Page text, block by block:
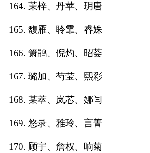
164. 茉梓、丹苹、玥唐
165. 馥雁、聆霏、睿姝
166. 箫鹃、倪灼、昭荟
167. 璐加、芍莹、熙彩
168. 某萃、岚芯、娜闫
169. 悠录、雅玲、言菁
170. 顾宇、詹权、响菊